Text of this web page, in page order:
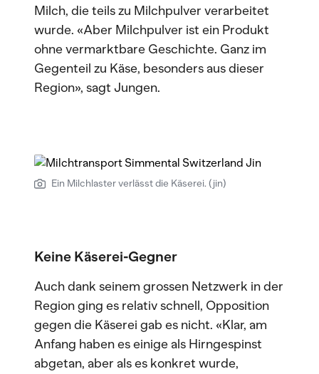
Milch, die teils zu Milchpulver verarbeitet
wurde. «Aber Milchpulver ist ein Produkt
ohne vermarktbare Geschichte. Ganz im
Gegenteil zu Käse, besonders aus dieser
Region», sagt Jungen.
Ein Milchlaster verlässt die Käserei. (jin)
Keine Käserei-Gegner
Auch dank seinem grossen Netzwerk in der
Region ging es relativ schnell, Opposition
gegen die Käserei gab es nicht. «Klar, am
Anfang haben es einige als Hirngespinst
abgetan, aber als es konkret wurde,